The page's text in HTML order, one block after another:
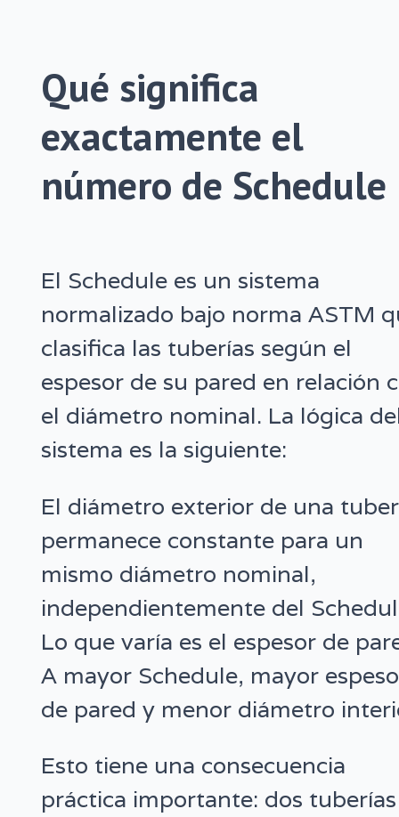
Qué significa
exactamente el
número de Schedule
El Schedule es un sistema
normalizado bajo norma ASTM
clasifica las tuberías según el
espesor de su pared en relación
el diámetro nominal. La lógica
sistema es la siguiente:
El diámetro exterior de una
permanece constante para un
mismo diámetro nominal,
independientemente del
Lo que varía es el espesor de
A mayor Schedule, mayor
de pared y menor diámetro
Esto tiene una consecuencia
práctica importante: dos tuberías